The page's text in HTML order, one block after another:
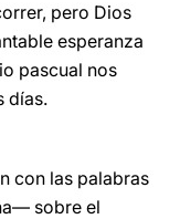
pero Dios
esperanza
pascual nos
días.
con las palabras
sobre el